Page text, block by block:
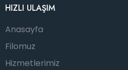
HIZLI ULAŞIM
Anasayfa
Filomuz
Hizmetlerimiz